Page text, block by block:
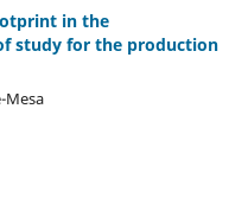
in the
study for the production
Mesa